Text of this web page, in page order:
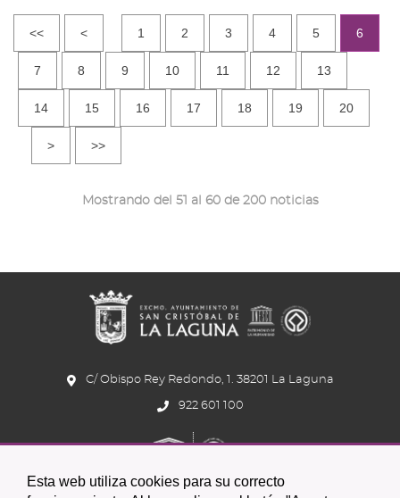
Esta web utiliza cookies para su correcto
<< < 1 2 3 4 5 6
7 8 9 10 11 12 13
14 15 16 17 18 19 20
> >>
Mostrando del 51 al 60 de 200 noticias
C/ Obispo Rey Redondo, 1. 38201 La Laguna
922 601 100